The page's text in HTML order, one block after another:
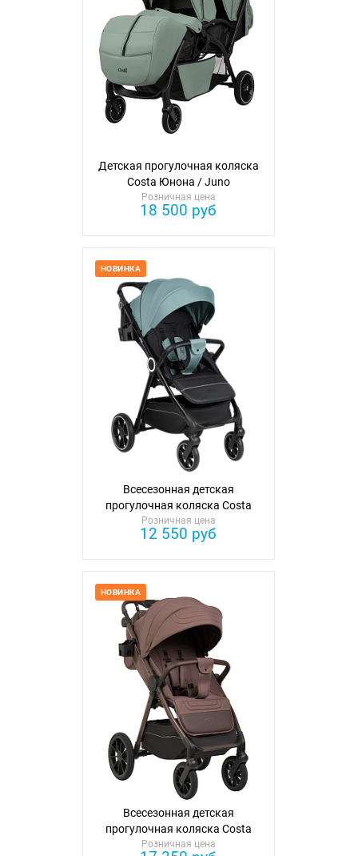
Детская прогулочная коляска
Costa Юнона / Juno
Розничная цена
18 500 руб
НОВИНКА
Всесезонная детская
прогулочная коляска Costa
Розничная цена
12 550 руб
НОВИНКА
Всесезонная детская
прогулочная коляска Costa
Мика (2026)
Розничная цена